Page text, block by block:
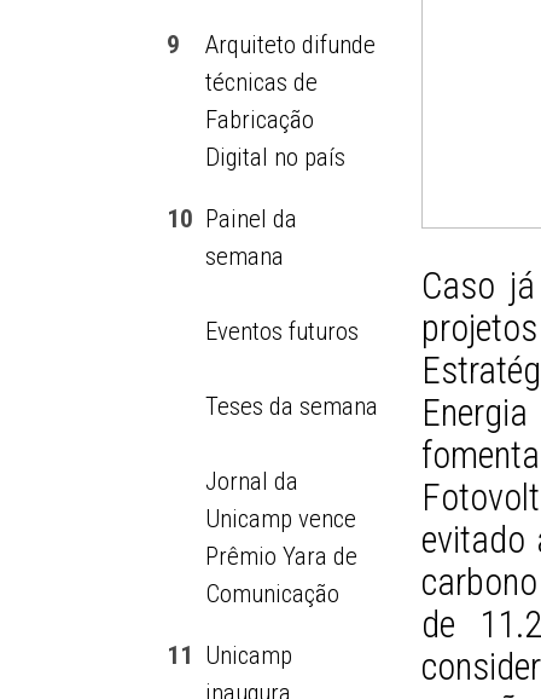
9
Arquiteto difunde
técnicas de
Fabricação
Digital no país
10 Painel da
semana
Eventos futuros
Teses da semana
Jornal da
Unicamp vence
Prêmio Yara de
Comunicação
11 Unicamp
Caso
evitado
de